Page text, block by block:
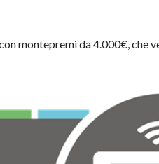
montepremi da 4.000€, che